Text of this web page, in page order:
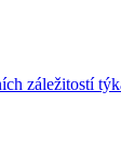
záležitostí